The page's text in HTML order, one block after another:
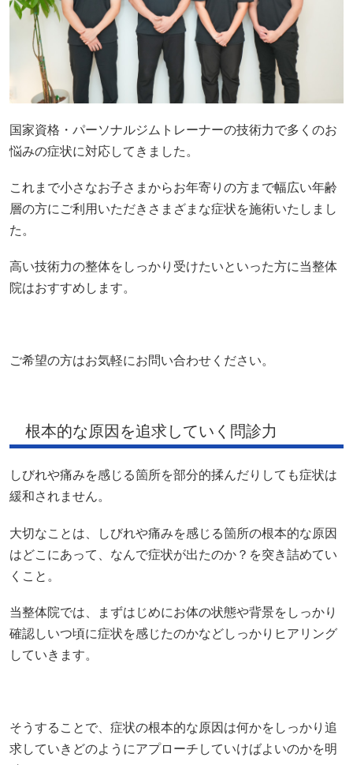
国家資格・パーソナルジムトレーナーの技術力で多くのお
悩みの症状に対応してきました。
これまで小さなお子さまからお年寄りの方まで幅広い年齢
層の方にご利用いただきさまざまな症状を施術いたしまし
た。
高い技術力の整体をしっかり受けたいといった方に当整体
院はおすすめします。
ご希望の方はお気軽にお問い合わせください。
根本的な原因を追求していく問診力
しびれや痛みを感じる箇所を部分的揉んだりしても症状は
緩和されません。
大切なことは、しびれや痛みを感じる箇所の根本的な原因
はどこにあって、なんで症状が出たのか？を突き詰めてい
くこと。
当整体院では、まずはじめにお体の状態や背景をしっかり
確認しいつ頃に症状を感じたのかなどしっかりヒアリング
していきます。
そうすることで、症状の根本的な原因は何かをしっかり追
求していきどのようにアプローチしていけばよいのかを明